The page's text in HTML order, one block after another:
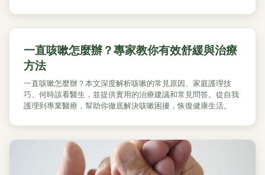
一直咳嗽怎麼辦？專家教你有效舒緩與治療
方法
一直咳嗽怎麼辦？本文深度解析咳嗽的常見原因、家庭護理技
巧、何時該看醫生，並提供實用的治療建議和常見問答。從自我
護理到專業醫療，幫助你徹底解決咳嗽困擾，恢復健康生活。